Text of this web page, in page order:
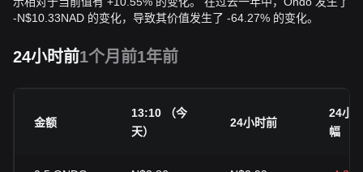
-N$10.33NAD 的变化，导致其价值发生了 -64.27% 的变化。
24小时前1个月前1年前
金额
13:10 （今
天）
24小时前
24小
幅